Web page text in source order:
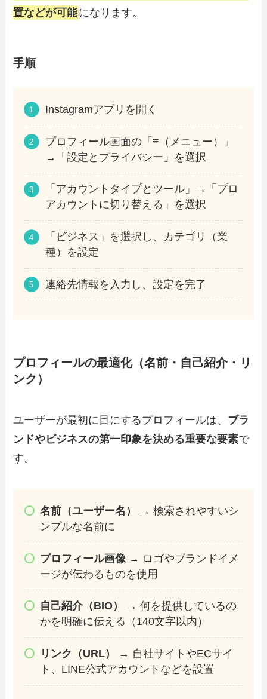
置などが可能になります。
手順
Instagramアプリを開く
プロフィール画面の「≡（メニュー）」
→「設定とプライバシー」を選択
「アカウントタイプとツール」→「プロ
アカウントに切り替える」を選択
「ビジネス」を選択し、カテゴリ（業
種）を設定
連絡先情報を入力し、設定を完了
プロフィールの最適化（名前・自己紹介・リ
ンク）
ユーザーが最初に目にするプロフィールは、 ブラ
ンドやビジネスの第一印象を決める重要な要素で
す。
名前（ユーザー名）
→ 検索されやすいシ
ンプルな名前に
プロフィール画像 → ロゴやブランドイメ
ージが伝わるものを使用
自己紹介（BIO）
→ 何を提供しているの
かを明確に伝える（140文字以内）
リンク（URL）
→ 自社サイトやECサイ
ト、LINE公式アカウントなどを設置